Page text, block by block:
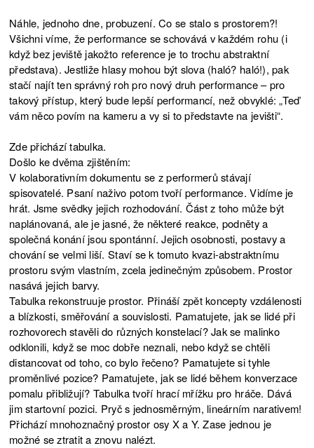
Náhle, jednoho dne, probuzení. Co se stalo s prostorem?!
Všichni víme, že performance se schovává v každém rohu (i
když bez jeviště jakožto reference je to trochu abstraktní
představa). Jestliže hlasy mohou být slova (haló? haló!), pak
stačí najít ten správný roh pro nový druh performance – pro
takový přístup, který bude lepší performancí, než obvyklé: „Teď
vám něco povím na kameru a vy si to představte na jevišti“.
Zde přichází tabulka.
Došlo ke dvěma zjištěním:
V kolaborativním dokumentu se z performerů stávají
spisovatelé. Psaní naživo potom tvoří performance. Vidíme je
hrát. Jsme svědky jejich rozhodování. Část z toho může být
naplánovaná, ale je jasné, že některé reakce, podněty a
společná konání jsou spontánní. Jejich osobnosti, postavy a
chování se velmi liší. Staví se k tomuto kvazi-abstraktnímu
prostoru svým vlastním, zcela jedinečným způsobem. Prostor
nasává jejich barvy.
Tabulka rekonstruuje prostor. Přináší zpět koncepty vzdálenosti
a blízkosti, směřování a souvislosti. Pamatujete, jak se lidé při
rozhovorech stavěli do různých konstelací? Jak se malinko
odklonili, když se moc dobře neznali, nebo když se chtěli
distancovat od toho, co bylo řečeno? Pamatujete si tyhle
proměnlivé pozice? Pamatujete, jak se lidé během konverzace
pomalu přibližují? Tabulka tvoří hrací mřížku pro hráče. Dává
jim startovní pozici. Pryč s jednosměrným, lineárním narativem!
Přichází mnohoznačný prostor osy X a Y. Zase jednou je
možné se ztratit a znovu nalézt.